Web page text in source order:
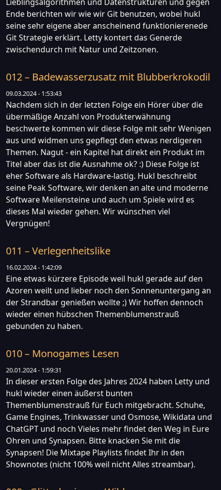
Ende berichten wir wie wir Git benutzen, wobei hukl
seine sehr eigene aber anscheinend funktionierenede
Git Strategie erklärt. Letty kontert das Generde
zwischendurch mit Natur und Zeitzonen.
012 – Badewasserzusatz mit Blubberkrokodil
09.03.2024 - 1:53:43
Nachdem sich in der letzten Folge ein Hörer über die
übermäßige Anzahl von Produkterwähnung
beschwerte kommen wir diese Folge mit sehr Wenigen
aus und widmen uns gepflegt den etwas nerdigeren
Themen. Nagut - ein Kapitel hat direkt ein Produkt im
Titel aber das ist die Ausnahme ok? :) Diese Folge ist
eher Software als Hardware-lastig. Hukl beschreibt
seine Peak Software, wir denken an alte und moderne
Software Meilensteine und auch um Spiele wird es
dieses Mal wieder gehen. Wir wünschen viel
Vergnügen!
011 – Verlegenheitslike
16.02.2024 - 1:42:09
Eine etwas kürzere Episode weil hukl gerade auf den
Azoren weilt und lieber noch den Sonnenuntergang an
der Strandbar genießen wollte ;) Wir hoffen dennoch
wieder einen hübschen Themenblumenstrauß
gebunden zu haben.
010 – Monogames Lesen
20.01.2024 - 1:59:31
In dieser ersten Folge des Jahres 2024 haben Letty und
hukl wieder einen äußerst bunten
Themenblumenstrauß für Euch mitgebracht. Schuhe,
Game Engines, Trinkwasser und Osmose, Wikidata und
ChatGPT und noch Vieles mehr findet den Weg in Eure
Ohren und Synapsen. Bitte knacken Sie mit die
Synapsen! Die Mixtape Playlists findet Ihr in den
Shownotes (nicht 100% weil nicht Alles streambar).